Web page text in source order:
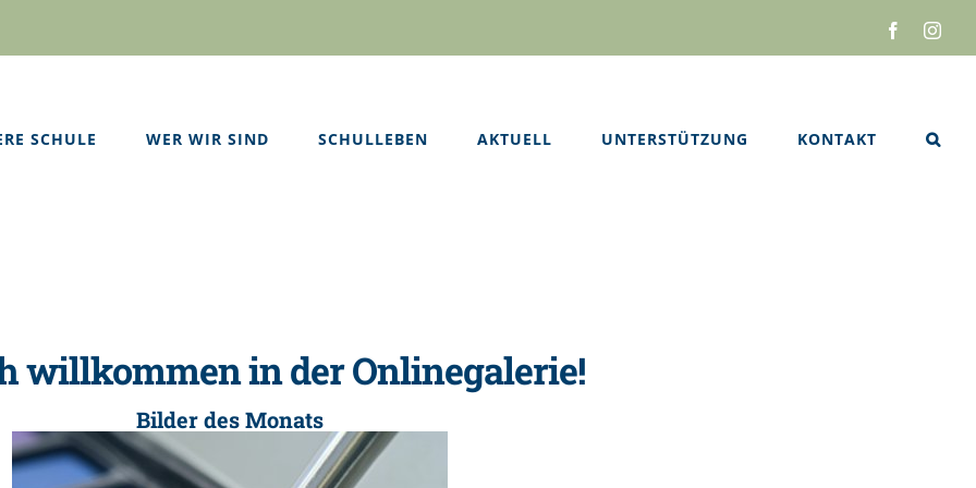
Facebook
SCHULE WER WIR SIND SCHULLEBEN AKTUELL UNTERSTÜTZUNG KONTAKT
willkommen in der Onlinegalerie!
Bilder des Monats